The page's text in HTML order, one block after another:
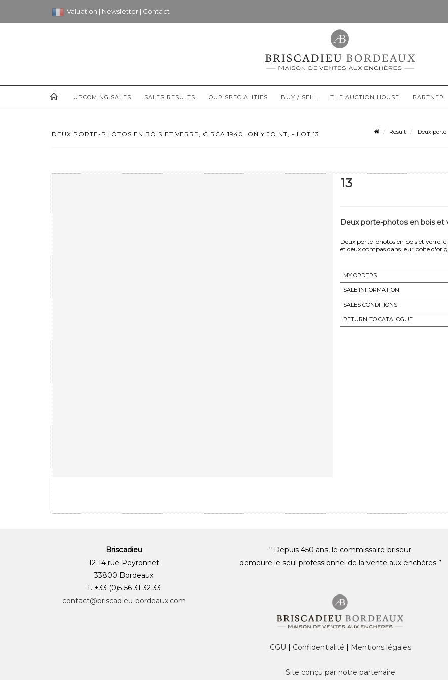
Valuation | Newsletter | Contact
UPCOMING SALES SALES RESULTS OUR SPECIALITIES BUY / SELL THE AUCTION HOUSE PARTNER
DEUX PORTE-PHOTOS EN BOIS ET VERRE, CIRCA 1940. ON Y JOINT, - LOT 13 Result Deux
13
Deux porte-photos en bois et
Deux porte-photos en bois et verre,
et deux compas dans leur boîte
MY ORDERS
SALE INFORMATION
SALES CONDITIONS
RETURN TO CATALOGUE
Briscadieu
12-14 rue Peyronnet
33800 Bordeaux
T. +33 (0)5 56 31 32 33
contact@briscadieu-bordeaux.com
“ Depuis 450 ans, le commissaire-priseur
demeure le seul professionnel de la vente aux enchères ”
CGU | Confidentialité | Mentions légales
Site conçu par notre partenaire